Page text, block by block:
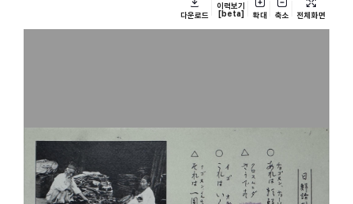
다운로드
이력보기
[beta]
확대 축소 전체화면